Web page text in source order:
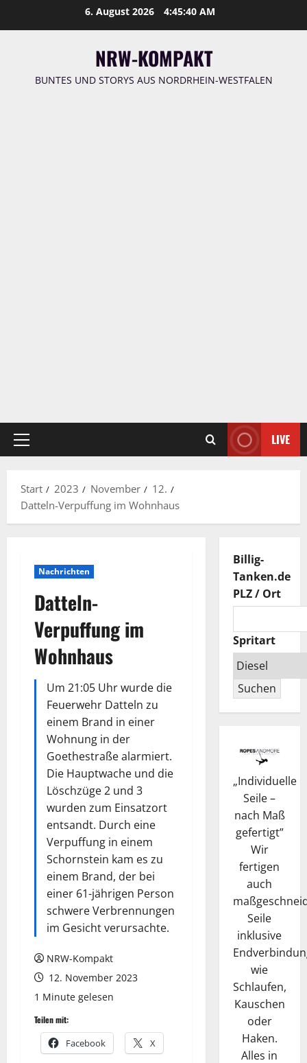
6. August 2026 4:45:41 AM
NRW-KOMPAKT
BUNTES UND STORYS AUS NORDRHEIN-WESTFALEN
Primäres
LIVE
Start 2023 November
12.
Datteln-Verpuffung im Wohnhaus
Nachrichten
Datteln-
Verpuffung im
Wohnhaus
Um 21:05 Uhr wurde die
Feuerwehr Datteln zu
einem Brand in einer
Wohnung in der
Goethestraße alarmiert.
Die Hauptwache und die
Löschzüge 2 und 3
wurden zum Einsatzort
entsandt. Durch eine
Verpuffung in einem
Schornstein kam es zu
einem Brand, der bei
einer 61-jährigen Person
schwere Verbrennungen
im Gesicht verursachte.
NRW-Kompakt
12. November 2023
1 Minute gelesen
Teilen mit:
Facebook X
Billig-
Tanken.de
PLZ / Ort
Spritart
Suchen
„Individuelle
Seile –
nach Maß
gefertigt”
Wir
fertigen
auch
Seile
inklusive
wie
Schlaufen,
Kauschen
oder
Haken.
Alles in